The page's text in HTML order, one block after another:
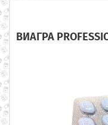
ВИАГРА